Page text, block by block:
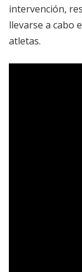
intervención,
llevarse a cabo
atletas.